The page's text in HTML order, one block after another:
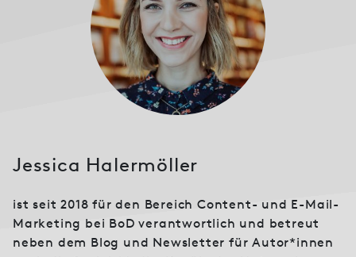
Jessica Halermöller
ist seit 2018 für den Bereich Content- und E-Mail-
Marketing bei BoD verantwortlich und betreut
neben dem Blog und Newsletter für Autor*innen